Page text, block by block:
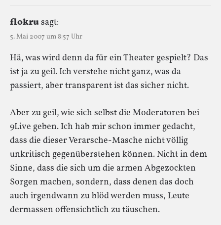
flokrusagt:
5. Mai 2007 um 8:57 Uhr
Hä, was wird denn da für ein Theater gespielt? Das
ist ja zu geil. Ich verstehe nicht ganz, was da
passiert, aber transparent ist das sicher nicht.
Aber zu geil, wie sich selbst die Moderatoren bei
9Live geben. Ich hab mir schon immer gedacht,
dass die dieser Verarsche-Masche nicht völlig
unkritisch gegenüberstehen können. Nicht in dem
Sinne, dass die sich um die armen Abgezockten
Sorgen machen, sondern, dass denen das doch
auch irgendwann zu blöd werden muss, Leute
dermassen offensichtlich zu täuschen.